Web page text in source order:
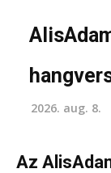
2026. aug. 8.
Az